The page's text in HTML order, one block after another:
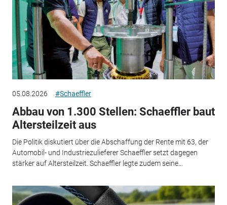
05.08.2026 #Schaeffler
Abbau von 1.300 Stellen: Schaeffler baut
Altersteilzeit aus
Die Politik diskutiert über die Abschaffung der Rente mit 63, der
Automobil- und Industriezulieferer Schaeffler setzt dagegen
stärker auf Altersteilzeit. Schaeffler legte zudem seine...